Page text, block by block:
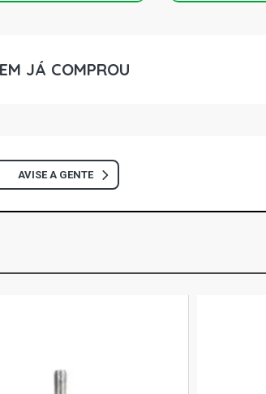
CORSA HATCH PREMIUM HATCH 1.8 8V
CORSA SEDAN MAXX SEDAN 1.0 8V VHC
ECONOFLEX N14YF FLEX (2008 - 2012)
JÁ COMPROU
AVISE A GENTE